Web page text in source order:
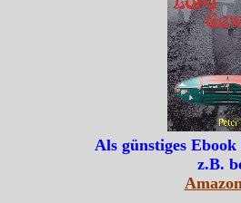
Als günstiges Ebook
z.B.